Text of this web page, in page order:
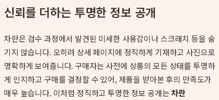
신뢰를 더하는 투명한 정보 공개
차란은 검수 과정에서 발견된 미세한 사용감이나 스크래치 등을 숨
기지 않습니다. 오히려 상세 페이지에 정직하게 기재하고 사진으로
명확하게 보여줍니다. 구매자는 사전에 상품의 모든 상태를 투명하
게 인지하고 구매를 결정할 수 있어, 제품을 받아본 후의 만족도가
매우 높습니다. 이처럼 정직하고 투명한 정보 공개는차란